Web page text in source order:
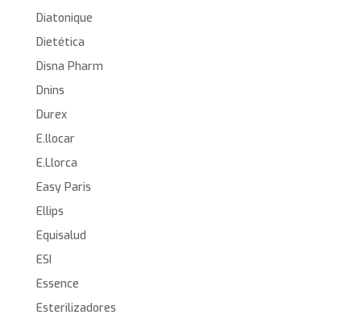
Diatonique
Dietética
Disna Pharm
Dnins
Durex
E.llocar
E.Llorca
Easy Paris
Ellips
Equisalud
ESI
Essence
Esterilizadores